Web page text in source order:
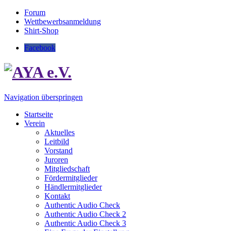
Forum
Wettbewerbsanmeldung
Shirt-Shop
Facebook
Navigation überspringen
Startseite
Verein
Aktuelles
Leitbild
Vorstand
Juroren
Mitgliedschaft
Fördermitglieder
Händlermitglieder
Kontakt
Authentic Audio Check
Authentic Audio Check 2
Authentic Audio Check 3